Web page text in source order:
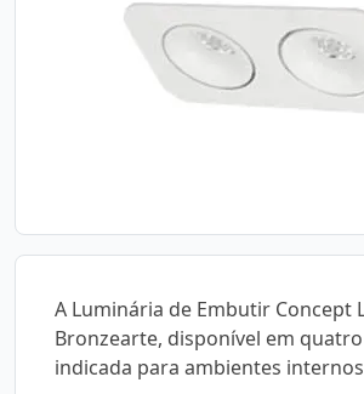
A Luminária de Embutir Concept
Bronzearte, disponível em
indicada para ambientes